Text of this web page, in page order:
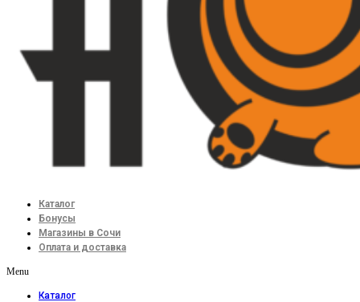
Каталог
Бонусы
Магазины в Сочи
Оплата и доставка
Menu
Каталог